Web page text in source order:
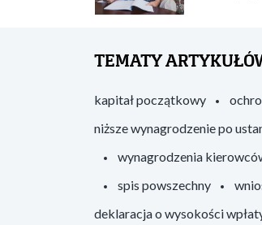
TEMATY
kapitał początkowy
niższe wynagrodzenie po
wynagrodzenia
spis powszechny
deklaracja o wysokości